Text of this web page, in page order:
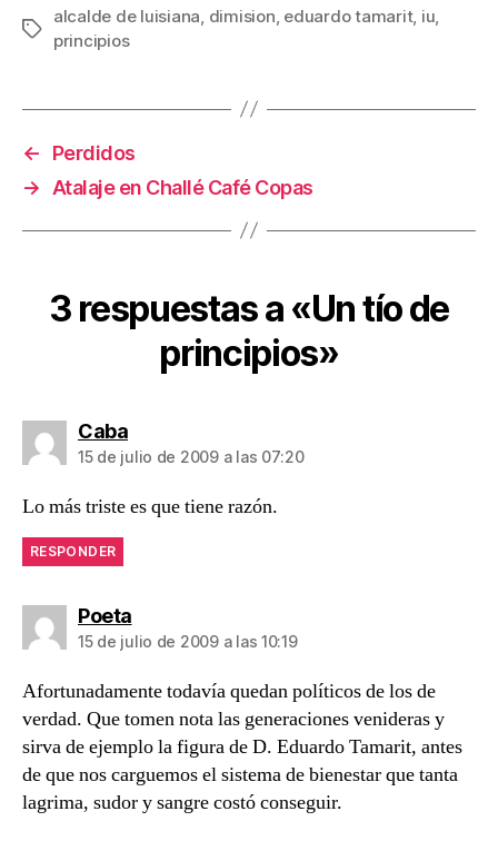
Etiquetas
alcalde de luisiana dimision eduardo tamarit, iu
principios
←
Perdidos
→
Atalaje en Challé Café Copas
3 respuestas a «Un tío de
principios»
Cabadice:
15 de julio de 2009 a las 07:20
Lo más triste es que tiene razón.
RESPONDER
Poetadice:
15 de julio de 2009 a las 10:19
Afortunadamente todavía quedan políticos de los de
verdad. Que tomen nota las generaciones venideras y
sirva de ejemplo la figura de D. Eduardo Tamarit, antes
de que nos carguemos el sistema de bienestar que tanta
lagrima, sudor y sangre costó conseguir.